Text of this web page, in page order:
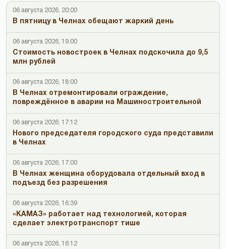
06 августа 2026, 20:00
В пятницу в Челнах обещают жаркий день
06 августа 2026, 19:00
Стоимость новостроек в Челнах подскочила до 9,5
млн рублей
06 августа 2026, 18:00
В Челнах отремонтировали ограждение,
повреждённое в аварии на Машиностроительной
06 августа 2026, 17:12
Нового председателя городского суда представили
в Челнах
06 августа 2026, 17:00
В Челнах женщина оборудовала отдельный вход в
подъезд без разрешения
06 августа 2026, 16:39
«КАМАЗ» работает над технологией, которая
сделает электротранспорт тише
06 августа 2026, 16:12